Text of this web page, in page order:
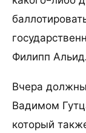
Филипп Альид.
Вчера
Вадимом
который